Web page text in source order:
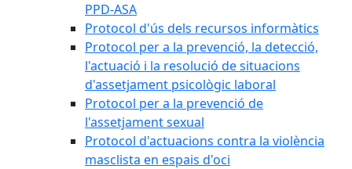
PPD-ASA
Protocol d'ús dels recursos informàtics
Protocol per a la prevenció, la detecció,
l'actuació i la resolució de situacions
d'assetjament psicològic laboral
Protocol per a la prevenció de
l'assetjament sexual
Protocol d'actuacions contra la violència
masclista en espais d'oci